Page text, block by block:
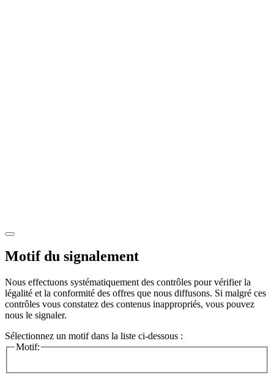
Motif du signalement
Nous effectuons systématiquement des contrôles pour vérifier la
légalité et la conformité des offres que nous diffusons. Si malgré ces
contrôles vous constatez des contenus inappropriés, vous pouvez
nous le signaler.
Sélectionnez un motif dans la liste ci-dessous :
Motif: